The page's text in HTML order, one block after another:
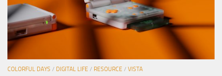
COLORFUL DAYS / DIGITAL LIFE / RESOURCE / VISTA